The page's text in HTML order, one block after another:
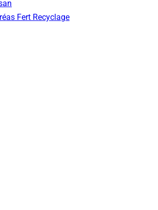
Fert Recyclage